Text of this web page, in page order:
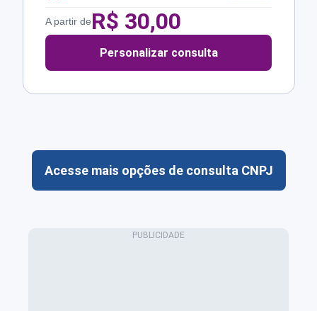
A partir deR$ 30,00
Personalizar consulta
Acesse mais opções de consulta CNPJ